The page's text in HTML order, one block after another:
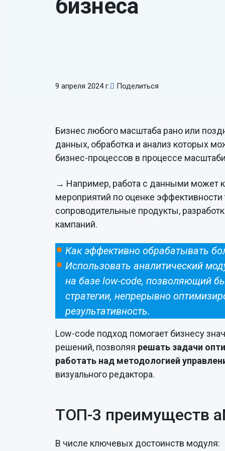
бизнеса
9 апреля 2024 г. Поделиться
Бизнес любого масштаба рано или
данных, обработка и анализ которых
бизнес-процессов в процессе
→ Например, работа с данными может
мероприятий по оценке
сопроводительные продукты,
кампаний.
Как эффективно обрабатывать
Использовать аналитический
на базе low-code, позволяющий
стратегии, непрерывно
результативность.
Low-code подход помогает бизнесу
решений, позволяя решать задачи
работать над методологией
визуального редактора.
ТОП-3 преимуществ
В числе ключевых достоинств модуля: